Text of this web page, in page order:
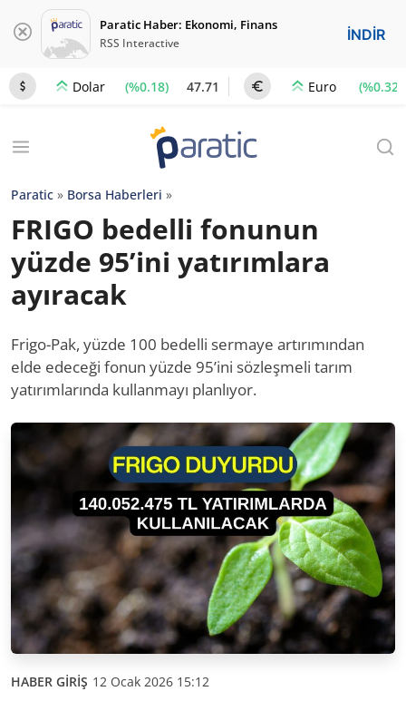
Paratic Haber: Ekonomi, Finans
RSS Interactive İNDİR
Dolar (%0.18) 47.71 Euro (%0.32)
Paratic » Borsa Haberleri »
FRIGO bedelli fonunun
yüzde 95’ini yatırımlara
ayıracak
Frigo-Pak, yüzde 100 bedelli sermaye artırımından
elde edeceği fonun yüzde 95’ini sözleşmeli tarım
yatırımlarında kullanmayı planlıyor.
HABER GİRİŞ 12 Ocak 2026 15:12